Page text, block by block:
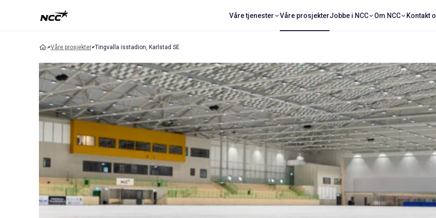
Våre tjenester Våre prosjekterJobbe i NCC Om NCC Kontakt
Våre prosjekter Tingvalla isstadion, Karlstad SE